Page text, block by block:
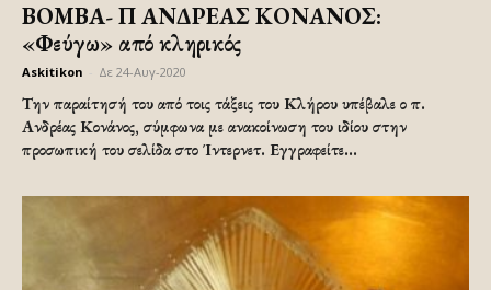
ΒΟΜΒΑ- Π ΑΝΔΡΕΑΣ ΚΟΝΑΝΟΣ:
«Φεύγω» από κληρικός
Askitikon Δε 24-Αυγ-2020
Την παραίτησή του από τοις τάξεις του Κλήρου υπέβαλε ο π.
Ανδρέας Κονάνος, σύμφωνα με ανακοίνωση του ιδίου στην
προσωπική του σελίδα στο Ίντερνετ. Εγγραφείτε...